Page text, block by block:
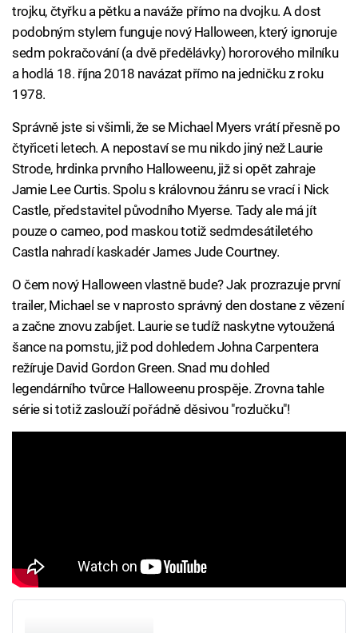
trojku, čtyřku a pětku a naváže přímo na dvojku. A dost
podobným stylem funguje nový Halloween, který ignoruje
sedm pokračování (a dvě předělávky) hororového milníku
a hodlá 18. října 2018 navázat přímo na jedničku z roku
1978.
Správně jste si všimli, že se Michael Myers vrátí přesně po
čtyřiceti letech. A nepostaví se mu nikdo jiný než Laurie
Strode, hrdinka prvního Halloweenu, již si opět zahraje
Jamie Lee Curtis. Spolu s královnou žánru se vrací i Nick
Castle, představitel původního Myerse. Tady ale má jít
pouze o cameo, pod maskou totiž sedmdesátiletého
Castla nahradí kaskadér James Jude Courtney.
O čem nový Halloween vlastně bude? Jak prozrazuje první
trailer, Michael se v naprosto správný den dostane z vězení
a začne znovu zabíjet. Laurie se tudíž naskytne vytoužená
šance na pomstu, již pod dohledem Johna Carpentera
režíruje David Gordon Green. Snad mu dohled
legendárního tvůrce Halloweenu prospěje. Zrovna tahle
série si totiž zaslouží pořádně děsivou "rozlučku"!